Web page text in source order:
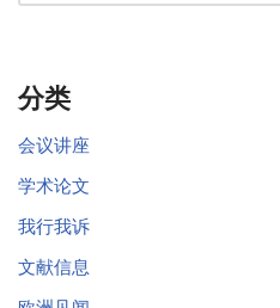
分类
会议讲座
学术论文
我行我诉
文献信息